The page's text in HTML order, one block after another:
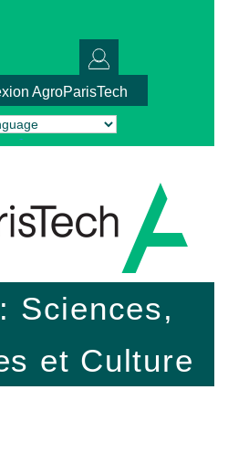
AgroParisTech
Translate
Sciences,
et Culture